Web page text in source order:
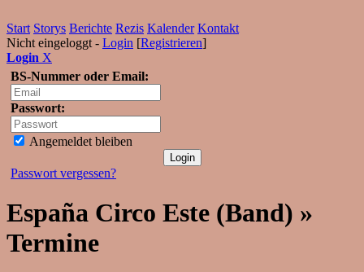
Start Storys Berichte Rezis Kalender Kontakt
Nicht eingeloggt - Login [Registrieren]
Login X
BS-Nummer oder Email:
Passwort:
Angemeldet bleiben
Passwort vergessen?
España Circo Este (Band) »
Termine